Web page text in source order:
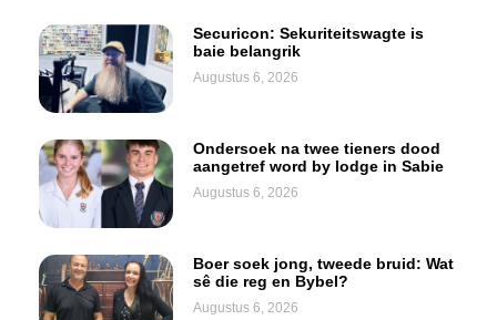
Securicon: Sekuriteitswagte is
baie belangrik
Augustus 6, 2026
Ondersoek na twee tieners dood
aangetref word by lodge in Sabie
Augustus 6, 2026
Boer soek jong, tweede bruid: Wat
sê die reg en Bybel?
Augustus 6, 2026